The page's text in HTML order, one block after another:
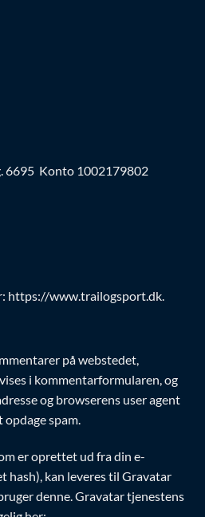
6695 Konto 1002179802
https://www.trailogsport.dk.
på webstedet,
i kommentarformularen, og
og browserens user agent
spam.
er oprettet ud fra din e-
hash), kan leveres til Gravatar
denne. Gravatar tjenestens